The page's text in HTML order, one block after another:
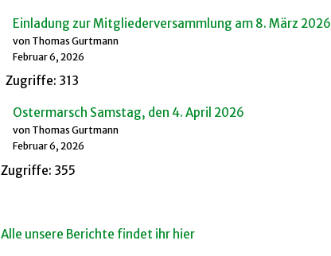
Einladung zur Mitgliederversammlung am 8. März 2026
von Thomas Gurtmann
Februar 6, 2026
Zugriffe: 313
Ostermarsch Samstag, den 4. April 2026
von Thomas Gurtmann
Februar 6, 2026
Zugriffe: 355
Alle unsere Berichte findet ihr hier